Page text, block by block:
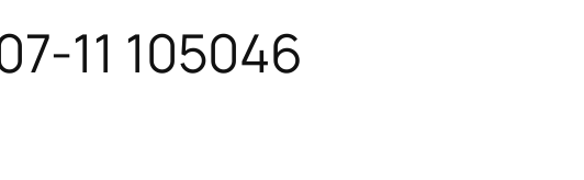
11 105046